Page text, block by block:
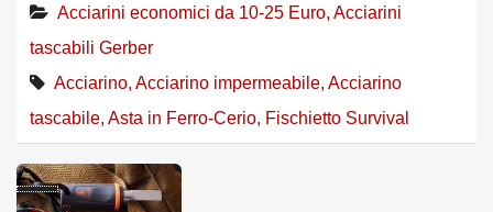
Acciarini economici da 10-25 Euro, Acciarini
tascabili Gerber
Acciarino, Acciarino impermeabile, Acciarino
tascabile, Asta in Ferro-Cerio, Fischietto Survival